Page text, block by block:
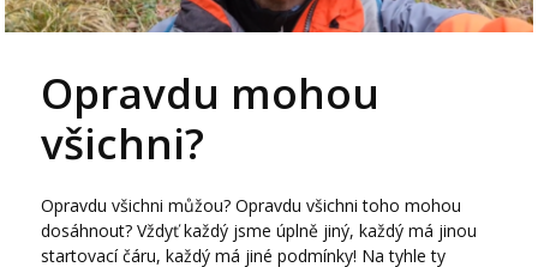
Opravdu mohou
všichni?
Opravdu všichni můžou? Opravdu všichni toho mohou
dosáhnout? Vždyť každý jsme úplně jiný, každý má jinou
startovací čáru, každý má jiné podmínky! Na tyhle ty